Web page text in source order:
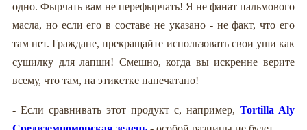
одно. Фырчать вам не перефырчать! Я не фанат пальмового
масла, но если его в составе не указано - не факт, что его
там нет. Граждане, прекращайте использовать свои уши как
сушилку для лапши! Смешно, когда вы искренне верите
всему, что там, на этикетке напечатано!
- Если сравнивать этот продукт с, например,Tortilla Aly